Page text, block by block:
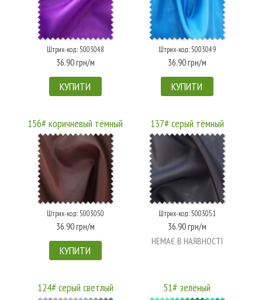
Штрих-код: 5003048
36.90 грн/м
КУПИТИ
Штрих-код: 5003049
36.90 грн/м
КУПИТИ
156# коричневый тёмный
Штрих-код: 5003050
36.90 грн/м
КУПИТИ
137# серый тёмный
Штрих-код: 5003051
36.90 грн/м
НЕМАЄ В НАЯВНОСТІ
124# серый светлый 51# зелёный